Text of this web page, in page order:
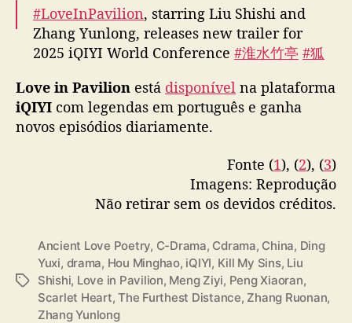
c
m
L
u
S
s
h
i
h
a
n
g
#LoveInPavilion, starring Liu Shishi and
Zhang Yunlong, releases new trailer for
2025 iQIYI World Conference #淮水竹亭 #狐
pic.twitter.com/bE4DGiYaKA
— cdrama tweets (@dramapotatoe)
Love in Pavilion está disponível na plataforma
iQIYI com legendas em português e ganha
novos episódios diariamente.
Fonte (1), (2), (3)
Imagens: Reprodução
Não retirar sem os devidos créditos.
T
Ancient Love Poetry, C-Drama, Cdrama, China, Ding
Yuxi, drama, Hou Minghao, iQIYI, Kill My Sins, Liu
Shishi, Love in Pavilion, Meng Ziyi, Peng Xiaoran,
Scarlet Heart,The Furthest Distance, Zhang Ruonan,
Zhang Yunlong